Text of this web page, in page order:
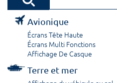
Avionique
Écrans Tête Haute
Écrans Multi Fonctions
Affichage De Casque
Terre et mer